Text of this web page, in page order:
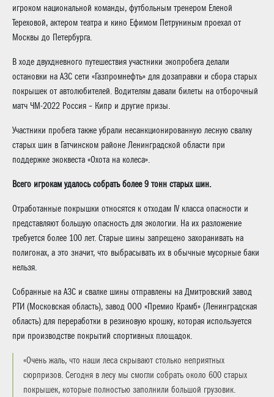
игроком национальной команды, футбольным тренером Еленой
Тереховой, актером театра и кино Ефимом Петруниным проехал от
Москвы до Петербурга.
В ходе двухдневного путешествия участники экопробега делали
остановки на АЗС сети «Газпромнефть» для дозаправки и сбора старых
покрышек от автолюбителей. Водителям давали билеты на отборочный
матч ЧМ-2022 Россия – Кипр и другие призы.
Участники пробега также убрали несанкционированную лесную свалку
старых шин в Гатчинском районе Ленинградской области при
поддержке экоквеста «Охота на колеса».
Всего игрокам удалось собрать более 9 тонн старых шин.
Отработанные покрышки относятся к отходам IV класса опасности и
представляют большую опасность для экологии. На их разложение
требуется более 100 лет. Старые шины запрещено захоранивать на
полигонах, а это значит, что выбрасывать их в обычные мусорные баки
нельзя.
Собранные на АЗС и свалке шины отправлены на Дмитровский завод
РТИ (Московская область), завод ООО «Премио Крамб» (Ленинградская
область) для переработки в резиновую крошку, которая используется
при производстве покрытий спортивных площадок.
«Очень жаль, что наши леса скрывают столько неприятных
сюрпризов. Сегодня в лесу мы смогли собрать около 600 старых
покрышек, которые полностью заполнили большой грузовик.